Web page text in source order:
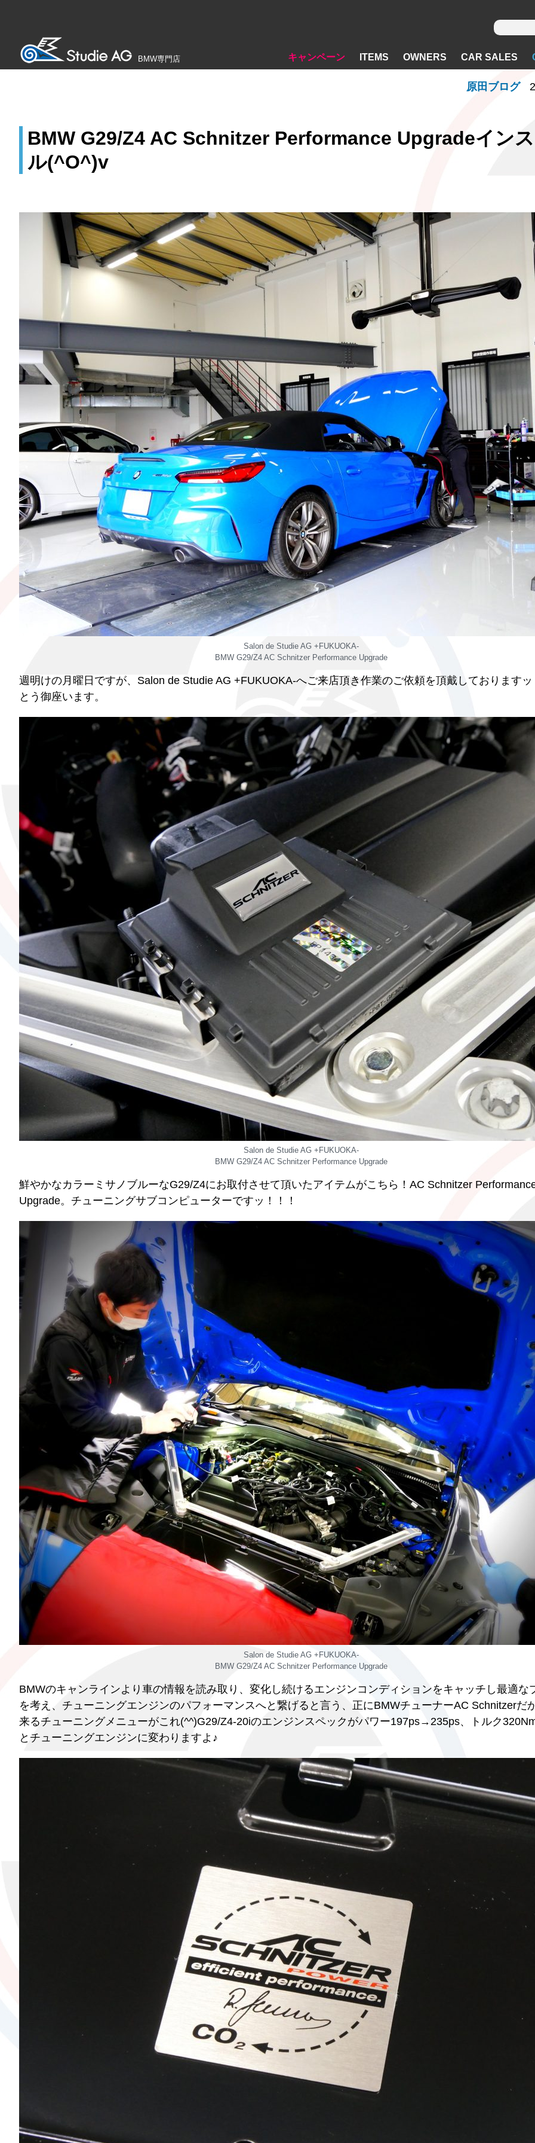
BMW専門店 キャンペーン ITEMS OWNERS CAR SALES
BMW G29/Z4 AC Schnitzer Performance Upgradeイン
ル(^O^)v
原田ブログ
Salon de Studie AG +FUKUOKA-
BMW G29/Z4 AC Schnitzer Performance Upgrade
週明けの月曜日ですが、Salon de Studie AG +FUKUOKA-へご来店頂き作業のご依頼を頂戴しております
とう御座います。
Salon de Studie AG +FUKUOKA-
BMW G29/Z4 AC Schnitzer Performance Upgrade
鮮やかなカラーミサノブルーなG29/Z4にお取付させて頂いたアイテムがこちら！AC Schnitzer
Upgrade。チューニングサブコンピューターですッ！！！
Salon de Studie AG +FUKUOKA-
BMW G29/Z4 AC Schnitzer Performance Upgrade
BMWのキャンラインより車の情報を読み取り、変化し続けるエンジンコンディションをキャッチし最適な
を考え、チューニングエンジンのパフォーマンスへと繋げると言う、正にBMWチューナーAC Schnitzerだ
来るチューニングメニューがこれ(^^)G29/Z4-20iのエンジンスペックがパワー197ps→235ps、トルク
とチューニングエンジンに変わりますよ♪